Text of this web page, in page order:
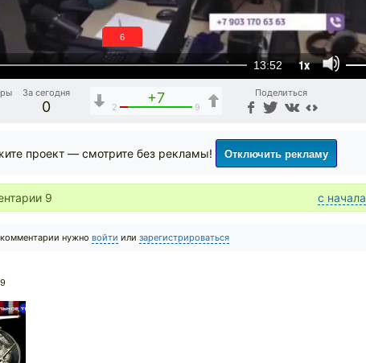
13:52 1x
5
За сегодня
0
+7
2 9
Поделиться
проект — смотрите без рекламы! Отключить рекламу
9 с начала
нужно войти или зарегистрироваться